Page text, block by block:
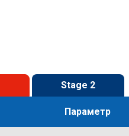
Stage 2
Параметр